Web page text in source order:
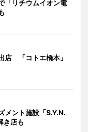
「リチウムイオン電
店 「コトエ橋本」
メント施設「S.Y.N.
き店も